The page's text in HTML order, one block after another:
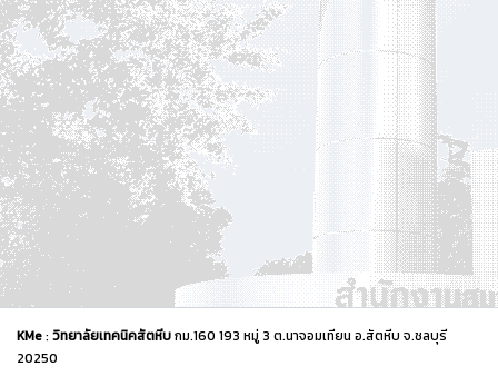
KMe: วิทยาลัยเทคนิคสัตหีบกม.160 193 หมู่ 3 ต.นาจอมเทียน อ.สัตหีบ จ.ชลบุรี
20250